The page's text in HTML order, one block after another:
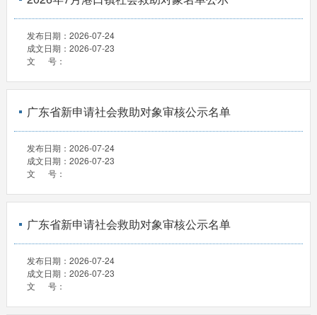
发布日期： 2026-07-24
成文日期： 2026-07-23
文 号：
广东省新申请社会救助对象审核公示名单
发布日期： 2026-07-24
成文日期： 2026-07-23
文 号：
广东省新申请社会救助对象审核公示名单
发布日期： 2026-07-24
成文日期： 2026-07-23
文 号：